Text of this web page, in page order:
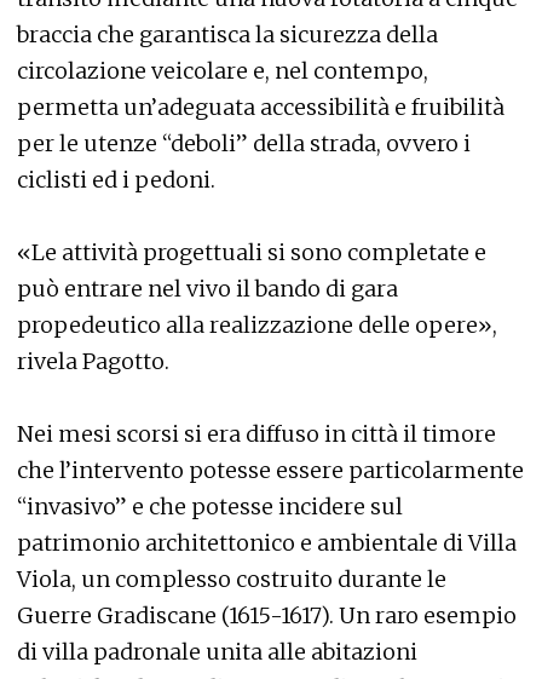
braccia che garantisca la sicurezza della
circolazione veicolare e, nel contempo,
permetta un’adeguata accessibilità e fruibilità
per le utenze “deboli” della strada, ovvero i
ciclisti ed i pedoni.
«Le attività progettuali si sono completate e
può entrare nel vivo il bando di gara
propedeutico alla realizzazione delle opere»,
rivela Pagotto.
Nei mesi scorsi si era diffuso in città il timore
che l’intervento potesse essere particolarmente
“invasivo” e che potesse incidere sul
patrimonio architettonico e ambientale di Villa
Viola, un complesso costruito durante le
Guerre Gradiscane (1615-1617). Un raro esempio
di villa padronale unita alle abitazioni